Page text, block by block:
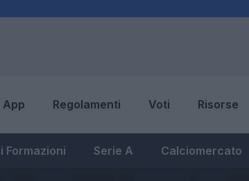
App Regolamenti Voti Risorse
Formazioni Serie A Calciomercato